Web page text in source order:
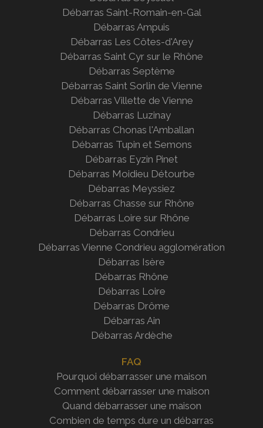
Débarras Saint-Romain-en-Gal
Débarras Ampuis
Débarras Les Côtes-d'Arey
Débarras Saint Cyr sur le Rhône
Débarras Septème
Débarras Saint Sorlin de Vienne
Débarras Villette de Vienne
Débarras Luzinay
Débarras Chonas l'Amballan
Débarras Tupin et Semons
Débarras Eyzin Pinet
Débarras Moidieu Détourbe
Débarras Meyssiez
Débarras Chasse sur Rhône
Débarras Loire sur Rhône
Débarras Condrieu
Débarras Vienne Condrieu agglomération
Débarras Isère
Débarras Rhône
Débarras Loire
Débarras Drôme
Débarras Ain
Débarras Ardèche
FAQ
Pourquoi débarrasser une maison
Comment débarrasser une maison
Quand débarrasser une maison
Combien de temps dure un débarras